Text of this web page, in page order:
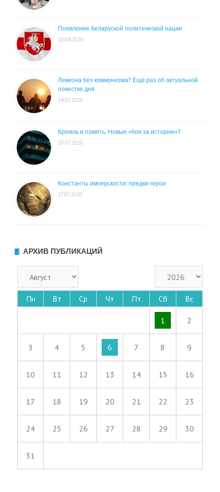
Появление беларуской политической нации
10.08.2020
Левизна без коммунизма? Ещё раз об актуальной
повестке дня
14.07.2020
Кремль и память. Новые «бои за историю»?
20.07.2020
Константы имперскости: предки-герои
27.07.2020
АРХИВ ПУБЛИКАЦИЙ
Пн Вт Ср Чт Пт Сб Вс
1 2
3 4 5 6 7 8 9
10 11 12 13 14 15 16
17 18 19 20 21 22 23
24 25 26 27 28 29 30
31